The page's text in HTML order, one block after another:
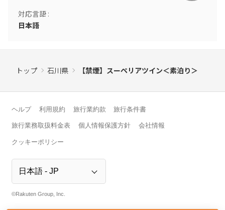
対応言語 :
日本語
トップ 石川県 【禁煙】スーペリアツイン＜素泊り＞
ヘルプ 利用規約 旅行業約款 旅行条件書
旅行業務取扱料金表 個人情報保護方針 会社情報
クッキーポリシー
©Rakuten Group, Inc.